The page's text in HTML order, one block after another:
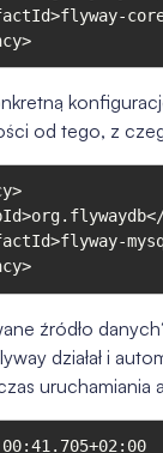
od tego, z
źródło
działał i
uruchamiania